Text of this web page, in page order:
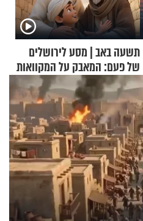
תשעה באב | מסע לירושלים
של פעם: המאבק על המקוואות